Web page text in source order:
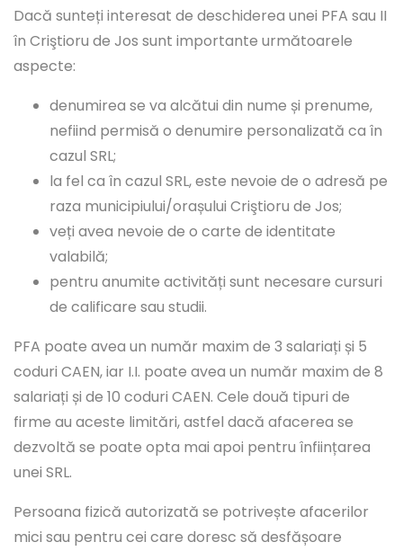
Dacă sunteți interesat de deschiderea unei PFA sau II
în Criştioru de Jos sunt importante următoarele
aspecte:
denumirea se va alcătui din nume și prenume,
nefiind permisă o denumire personalizată ca în
cazul SRL;
la fel ca în cazul SRL, este nevoie de o adresă pe
raza municipiului/orașului Criştioru de Jos;
veți avea nevoie de o carte de identitate
valabilă;
pentru anumite activități sunt necesare cursuri
de calificare sau studii.
PFA poate avea un număr maxim de 3 salariați și 5
coduri CAEN, iar I.I. poate avea un număr maxim de 8
salariați și de 10 coduri CAEN. Cele două tipuri de
firme au aceste limitări, astfel dacă afacerea se
dezvoltă se poate opta mai apoi pentru înființarea
unei SRL.
Persoana fizică autorizată se potrivește afacerilor
mici sau pentru cei care doresc să desfășoare